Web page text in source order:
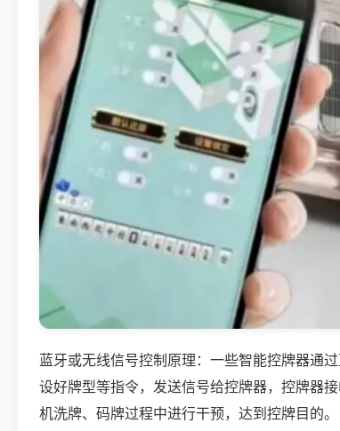
蓝牙或无线信号控制原理：一些智能控牌器通
设好牌型等指令，发送信号给控牌器，控牌器
机洗牌、码牌过程中进行干预，达到控牌目的。